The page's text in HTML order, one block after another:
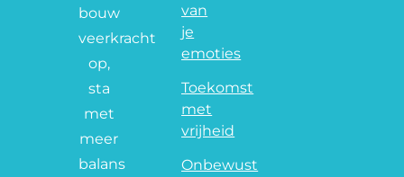
bouw
veerkracht
op,
sta
met
meer
balans
van
je
emoties
Toekomst
met
vrijheid
Onbewust